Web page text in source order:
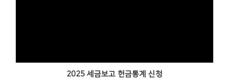
2025 세금보고 헌금통계 신청